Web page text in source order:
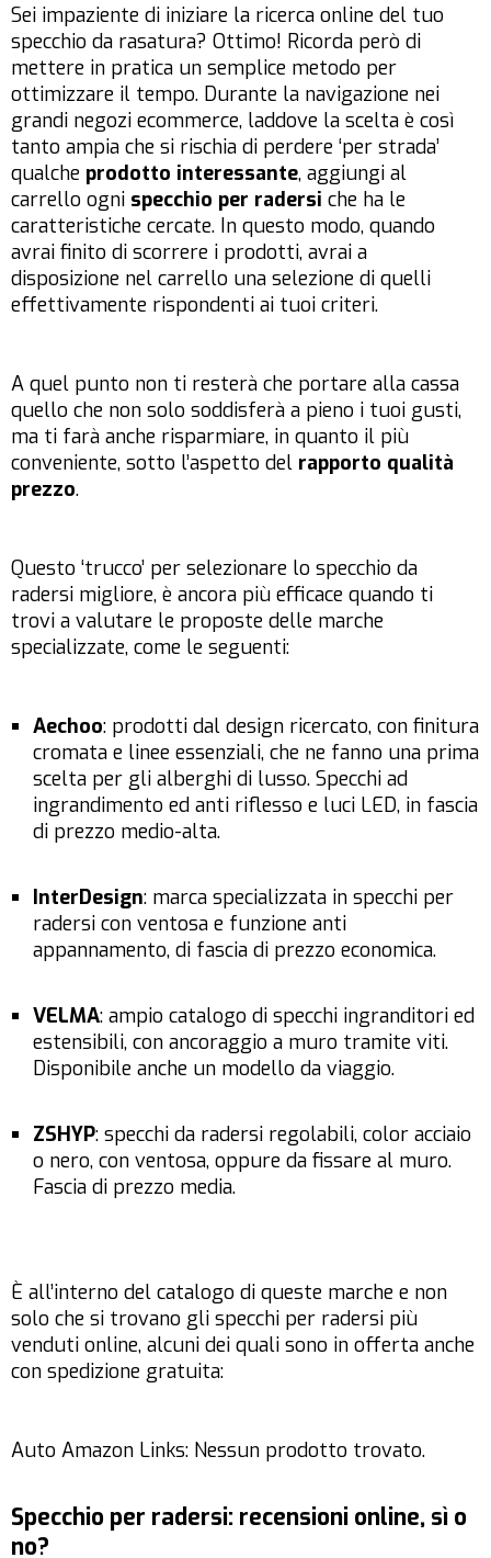
Sei impaziente di iniziare la ricerca online del tuo
specchio da rasatura? Ottimo! Ricorda però di
mettere in pratica un semplice metodo per
ottimizzare il tempo. Durante la navigazione nei
grandi negozi ecommerce, laddove la scelta è così
tanto ampia che si rischia di perdere ‘per strada’
qualche prodotto interessante, aggiungi al
carrello ogni specchio per radersi che ha le
caratteristiche cercate. In questo modo, quando
avrai finito di scorrere i prodotti, avrai a
disposizione nel carrello una selezione di quelli
effettivamente rispondenti ai tuoi criteri.
A quel punto non ti resterà che portare alla cassa
quello che non solo soddisferà a pieno i tuoi gusti,
ma ti farà anche risparmiare, in quanto il più
conveniente, sotto l’aspetto del rapporto qualità
prezzo.
Questo ‘trucco’ per selezionare lo specchio da
radersi migliore, è ancora più efficace quando ti
trovi a valutare le proposte delle marche
specializzate, come le seguenti:
Aechoo: prodotti dal design ricercato, con finitura
cromata e linee essenziali, che ne fanno una prima
scelta per gli alberghi di lusso. Specchi ad
ingrandimento ed anti riflesso e luci LED, in fascia
di prezzo medio-alta.
InterDesign: marca specializzata in specchi per
radersi con ventosa e funzione anti
appannamento, di fascia di prezzo economica.
VELMA: ampio catalogo di specchi ingranditori ed
estensibili, con ancoraggio a muro tramite viti.
Disponibile anche un modello da viaggio.
ZSHYP: specchi da radersi regolabili, color acciaio
o nero, con ventosa, oppure da fissare al muro.
Fascia di prezzo media.
È all’interno del catalogo di queste marche e non
solo che si trovano gli specchi per radersi più
venduti online, alcuni dei quali sono in offerta anche
con spedizione gratuita:
Auto Amazon Links: Nessun prodotto trovato.
Specchio per radersi: recensioni online, sì o
no?